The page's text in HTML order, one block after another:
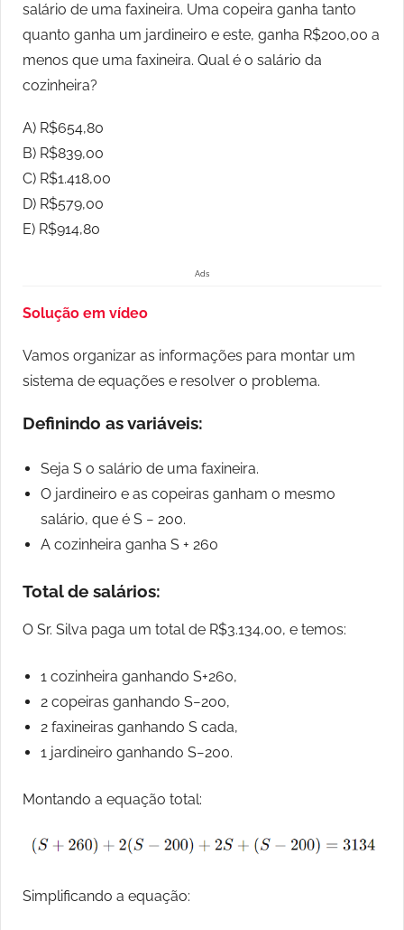
salário de uma faxineira. Uma copeira ganha tanto
quanto ganha um jardineiro e este, ganha R$200,00 a
menos que uma faxineira. Qual é o salário da
cozinheira?
A) R$654,80
B) R$839,00
C) R$1.418,00
D) R$579,00
E) R$914,80
Ads
Solução em vídeo
Vamos organizar as informações para montar um
sistema de equações e resolver o problema.
Definindo as variáveis:
Seja S o salário de uma faxineira.
O jardineiro e as copeiras ganham o mesmo
salário, que é S − 200.
A cozinheira ganha S + 260
Total de salários:
O Sr. Silva paga um total de R$3.134,00, e temos:
1 cozinheira ganhando S+260,
2 copeiras ganhando S−200,
2 faxineiras ganhando S cada,
1 jardineiro ganhando S−200.
Montando a equação total:
Simplificando a equação: